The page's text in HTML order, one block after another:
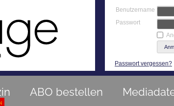
Benutzername
Passwort
Passwort vergessen?
ABO bestellen